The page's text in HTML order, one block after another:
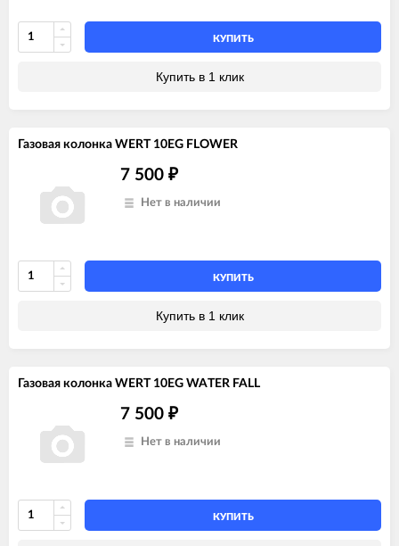
КУПИТЬ
Купить в 1 клик
Газовая колонка WERT 10EG FLOWER
7 500 ₽
Нет в наличии
КУПИТЬ
Купить в 1 клик
Газовая колонка WERT 10EG WATER FALL
7 500 ₽
Нет в наличии
КУПИТЬ